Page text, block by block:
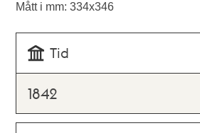
Mått i mm: 334x346
Tid
1842